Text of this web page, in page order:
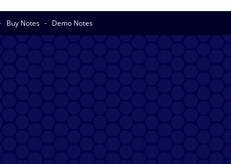
Buy Notes Demo Notes